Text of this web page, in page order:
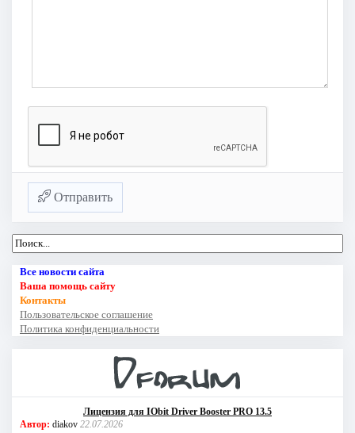
Отправить
Все новости сайта
Ваша помощь сайту
Контакты
Пользовательское соглашение
Политика конфиденциальности
Лицензия для IObit Driver Booster PRO 13.5
Автор: diakov 22.07.2026